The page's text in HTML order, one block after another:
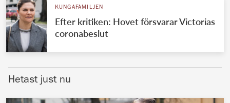
UTLÄNDSKT
VÄRLDENS KUNGAHUS
Brittiska kungahuset
KUNGAFAMILJEN
Efter kritiken: Hovet försvarar Victorias
coronabeslut
Hetast just nu